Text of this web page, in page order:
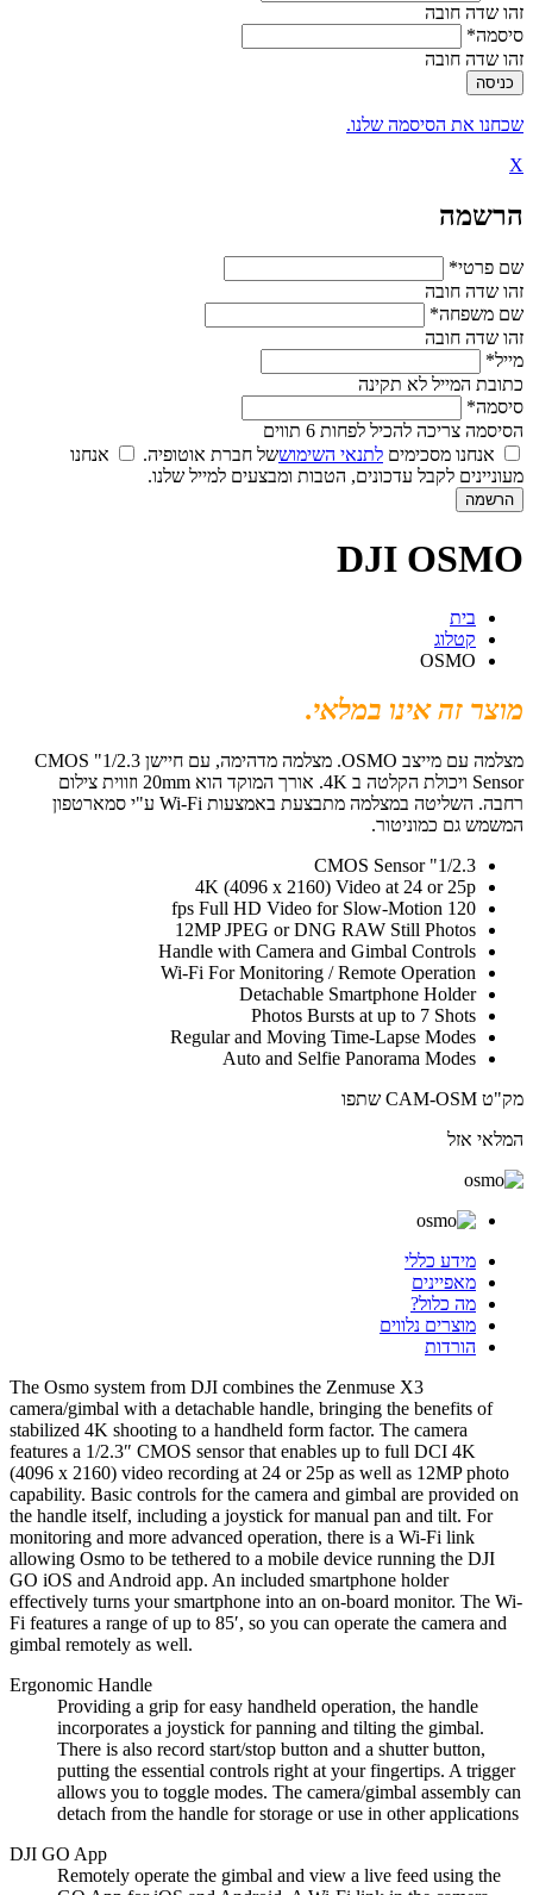
זהו שדה חובה
סיסמה*
זהו שדה חובה
שכחנו את הסיסמה שלנו.
X
הרשמה
שם פרטי*
זהו שדה חובה
שם משפחה*
זהו שדה חובה
מייל*
כתובת המייל לא תקינה
סיסמה*
הסיסמה צריכה להכיל לפחות 6 תווים
אנחנו מסכימים לתנאי השימוששל חברת אוטופיה.
אנחנו
מעוניינים לקבל עדכונים, הטבות ומבצעים למייל שלנו.
DJI OSMO
בית
קטלוג
OSMO
מוצר זה אינו במלאי.
מצלמה עם מייצב OSMO. מצלמה מדהימה, עם חיישן
1/2.3" CMOS
Sensor ויכולת הקלטה ב 4K. אורך המוקד הוא 20mm וזווית צילום
רחבה. השליטה במצלמה מתבצעת באמצעות Wi-Fi ע"י סמארטפון
המשמש גם כמוניטור.
1/2.3" CMOS Sensor
4K (4096 x 2160) Video at 24 or 25p
120 fps Full HD Video for Slow-Motion
12MP JPEG or DNG RAW Still Photos
Handle with Camera and Gimbal Controls
Wi-Fi For Monitoring / Remote Operation
Detachable Smartphone Holder
Photos Bursts at up to 7 Shots
Regular and Moving Time-Lapse Modes
Auto and Selfie Panorama Modes
מק"ט CAM-OSM
שתפו
המלאי אזל
מידע כללי
מאפיינים
מה כלול?
מוצרים נלווים
הורדות
The Osmo system from DJI combines the Zenmuse X3
camera/gimbal with a detachable handle, bringing the benefits of
stabilized 4K shooting to a handheld form factor. The camera
features a 1/2.3″ CMOS sensor that enables up to full DCI 4K
(4096 x 2160) video recording at 24 or 25p as well as 12MP photo
capability. Basic controls for the camera and gimbal are provided on
the handle itself, including a joystick for manual pan and tilt. For
monitoring and more advanced operation, there is a Wi-Fi link
allowing Osmo to be tethered to a mobile device running the DJI
GO iOS and Android app. An included smartphone holder
effectively turns your smartphone into an on-board monitor. The Wi-
Fi features a range of up to 85′, so you can operate the camera and
gimbal remotely as well.
Ergonomic Handle
Providing a grip for easy handheld operation, the handle
incorporates a joystick for panning and tilting the gimbal.
There is also record start/stop button and a shutter button,
putting the essential controls right at your fingertips. A trigger
allows you to toggle modes. The camera/gimbal assembly can
detach from the handle for storage or use in other applications
DJI GO App
Remotely operate the gimbal and view a live feed using the